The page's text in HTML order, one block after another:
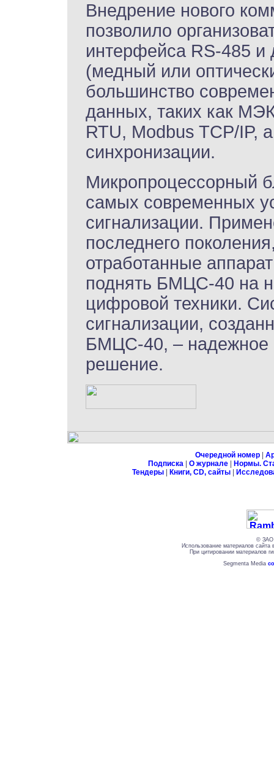
Внедрение нового
позволило
интерфейса RS-485 и
(медный или
большинство
данных, таких как
RTU, Modbus TCP/IP,
синхронизации.
Микропроцессорный
самых современных
сигнализации.
последнего
отработанные
поднять БМЦС-40 на
цифровой техники.
сигнализации,
БМЦС-40, – надежное
решение.
Очередной номер
Подписка| О журнале|
Нормы.
Тендеры
Книги, CD, сайты
© ЗАО
Использование материалов
При цитировании материалов
Segmenta Media